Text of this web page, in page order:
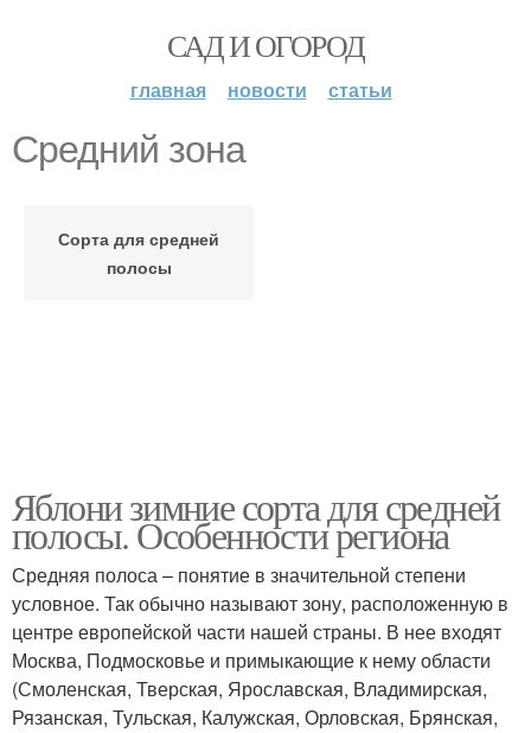
САД И ОГОРОД
главная новости статьи
Средний зона
Сорта для средней
полосы
Яблони зимние сорта для средней
полосы. Особенности региона
Средняя полоса – понятие в значительной степени
условное. Так обычно называют зону, расположенную в
центре европейской части нашей страны. В нее входят
Москва, Подмосковье и примыкающие к нему области
(Смоленская, Тверская, Ярославская, Владимирская,
Рязанская, Тульская, Калужская, Орловская, Брянская,